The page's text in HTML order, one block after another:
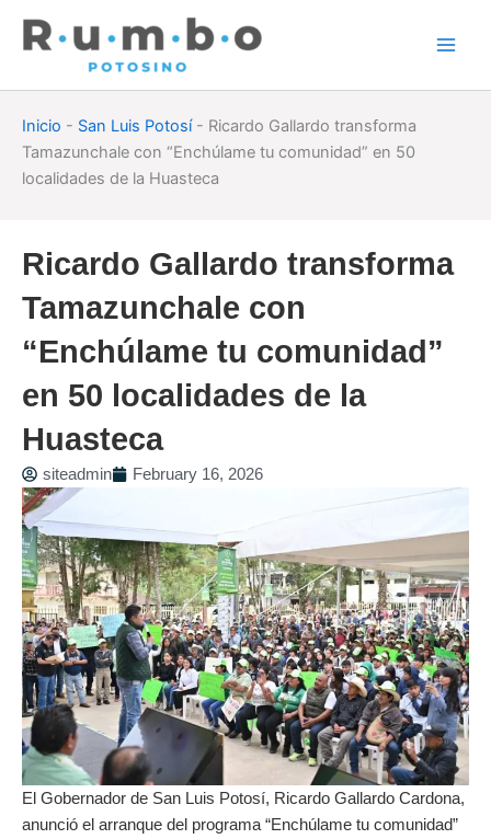
Inicio - San Luis Potosí- Ricardo Gallardo transforma
Tamazunchale con “Enchúlame tu comunidad” en 50
localidades de la Huasteca
Ricardo Gallardo transforma
Tamazunchale con
“Enchúlame tu comunidad”
en 50 localidades de la
Huasteca
siteadmin February 16, 2026
El Gobernador de San Luis Potosí, Ricardo Gallardo Cardona,
anunció el arranque del programa “Enchúlame tu comunidad”